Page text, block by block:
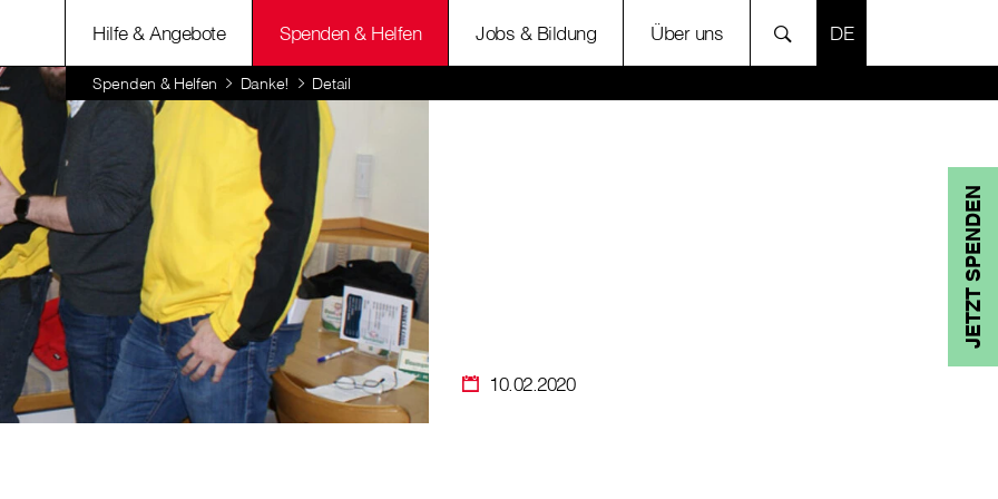
Hilfe & Angebote Spenden & Helfen Jobs & Bildung Über uns SPRACHE
Spenden & Helfen Danke! Detail
JETZT SPENDEN
10.02.2020